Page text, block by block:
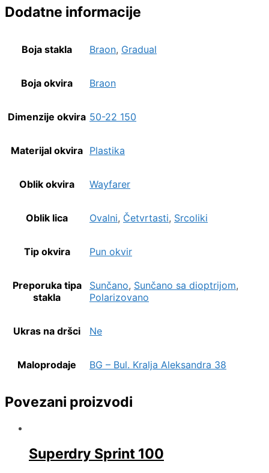
Dodatne informacije
Boja stakla Braon, Gradual
Boja okvira Braon
Dimenzije okvira 50-22 150
Materijal okvira Plastika
Oblik okvira Wayfarer
Oblik lica Ovalni, Četvrtasti, Srcoliki
Tip okvira Pun okvir
Preporuka tipa
stakla
Sunčano, Sunčano sa dioptrijom,
Polarizovano
Ukras na dršci Ne
Maloprodaje BG – Bul. Kralja Aleksandra 38
Povezani proizvodi
Superdry Sprint 100